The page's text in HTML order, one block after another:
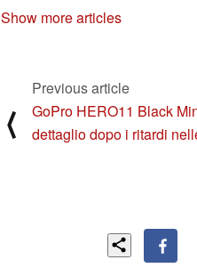
tilt alcuni smartwatch
Show more articles
⟨
Previous article
GoPro HERO11 Black
dettaglio dopo i ritardi